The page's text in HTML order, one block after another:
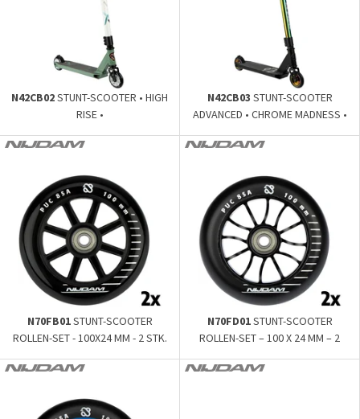
N42CB02STUNT-SCOOTER • HIGH
RISE •
N42CB03 STUNT-SCOOTER
ADVANCED • CHROME MADNESS •
N70FB01STUNT-SCOOTER
ROLLEN-SET - 100X24 MM - 2 STK.
N70FD01STUNT-SCOOTER
ROLLEN-SET – 100 X 24 MM – 2